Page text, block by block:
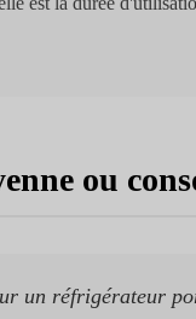
ou
un réfrigérateur